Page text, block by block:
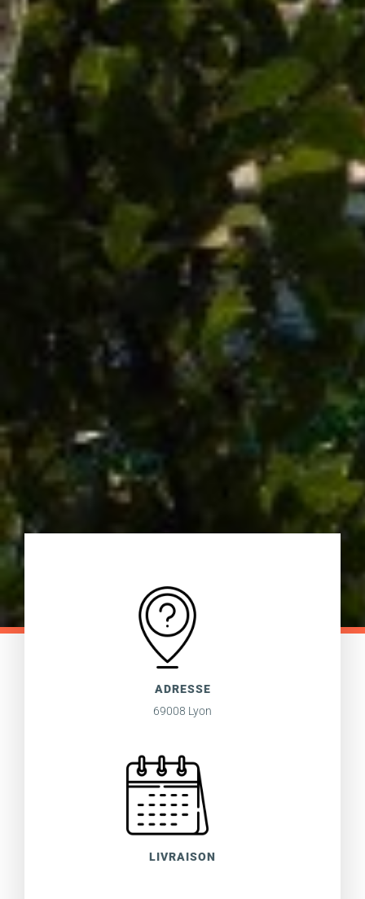
ADRESSE
69008 Lyon
LIVRAISON